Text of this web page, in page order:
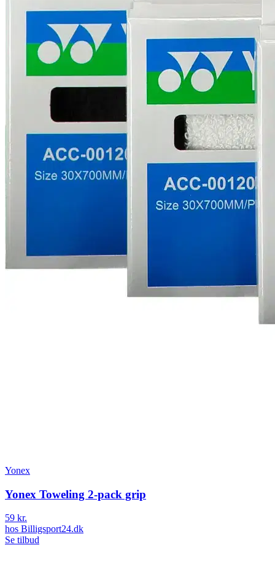
Yonex
Yonex Toweling 2-pack grip
59 kr.
hos Billigsport24.dk
Se tilbud